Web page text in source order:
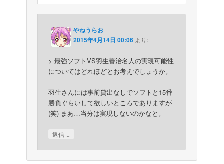
やねうらお
2015年4月14日 00:06 より:
> 最強ソフトVS羽生善治名人の実現可能性
についてはどれほどとお考えでしょうか。
羽生さんには事前貸出なしでソフトと15番
勝負ぐらいして欲しいところでありますが
(笑) まあ…当分は実現しないのかなと。
返信 ↓